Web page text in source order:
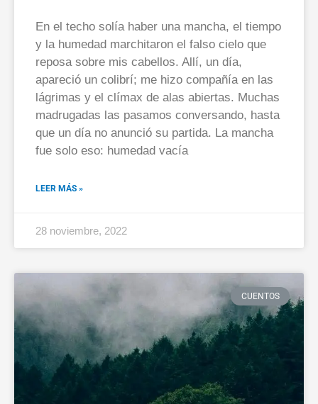
En el techo solía haber una mancha, el tiempo
y la humedad marchitaron el falso cielo que
reposa sobre mis cabellos. Allí, un día,
apareció un colibrí; me hizo compañía en las
lágrimas y el clímax de alas abiertas. Muchas
madrugadas las pasamos conversando, hasta
que un día no anunció su partida. La mancha
fue solo eso: humedad vacía
LEER MÁS »
28 noviembre, 2022
CUENTOS